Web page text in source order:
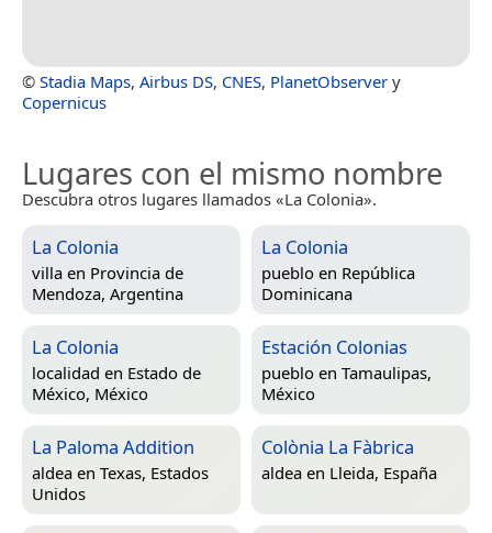
© Stadia Maps, Airbus DS, CNES, PlanetObserver y
Copernicus
Lugares con el mismo nombre
Descubra otros lugares llamados «La Colonia».
La Colonia
villa en Provincia de
Mendoza, Argentina
La Colonia
pueblo en República
Dominicana
La Colonia
localidad en Estado de
México, México
Estación Colonias
pueblo en Tamaulipas,
México
La Paloma Addition
aldea en Texas, Estados
Unidos
Colònia La Fàbrica
aldea en Lleida, España